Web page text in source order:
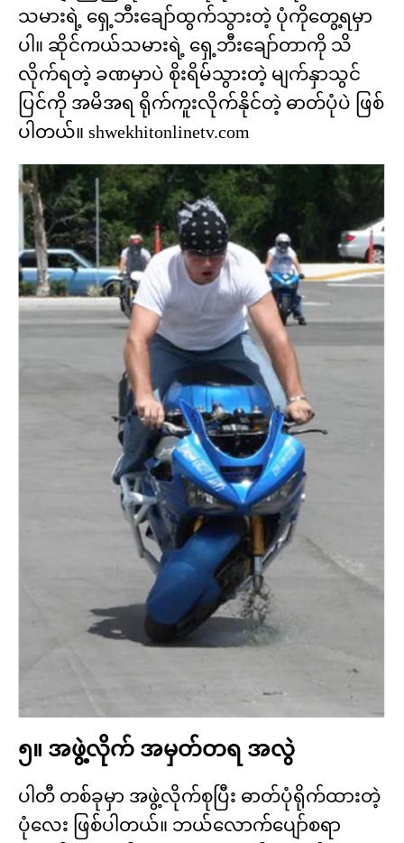
သမားရဲ့ ရှေ့ဘီးချော်ထွက်သွားတဲ့ ပုံကိုတွေ့ရမှာ
ပါ။ ဆိုင်ကယ်သမားရဲ့ ရှေ့ဘီးချော်တာကို သိ
လိုက်ရတဲ့ ခဏမှာပဲ စိုးရိမ်သွားတဲ့ မျက်နှာသွင်
ပြင်ကို အမိအရ ရိုက်ကူးလိုက်နိုင်တဲ့ ဓာတ်ပုံပဲ ဖြစ်
ပါတယ်။ shwekhitonlinetv.com
၅။ အဖွဲ့လိုက် အမှတ်တရ အလွဲ
ပါတီ တစ်ခုမှာ အဖွဲ့လိုက်စုပြီး ဓာတ်ပုံရိုက်ထားတဲ့
ပုံလေး ဖြစ်ပါတယ်။ ဘယ်လောက်ပျော်စရာ